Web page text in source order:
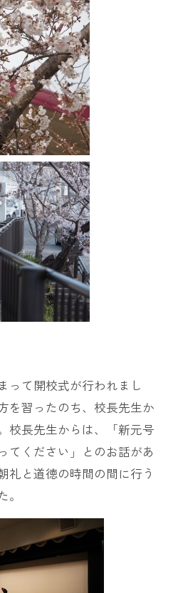
って開校式が行われまし
を習ったのち、校長先生か
校長先生からは、「新元号
てください」とのお話があ
礼と道徳の時間の間に行う